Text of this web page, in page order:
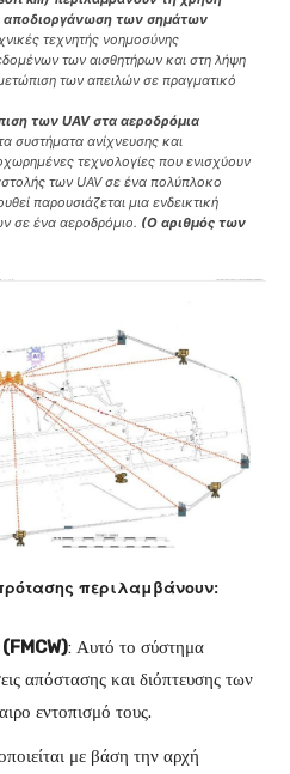
αποδιοργάνωση των σημάτων
τεχνητής νοημοσύνης
των αισθητήρων και στη λήψη
των απειλών σε πραγματικό
των UAV στα αεροδρόμια
συστήματα ανίχνευσης και
τεχνολογίες που ενισχύουν
των UAV σε ένα πολύπλοκο
παρουσιάζεται μια ενδεικτική
σε ένα αεροδρόμιο. (Ο αριθμός των
περιλαμβάνουν:
(FMCW): Αυτό το σύστημα
απόστασης και διόπτευσης των
εντοπισμό τους.
με βάση την αρχή